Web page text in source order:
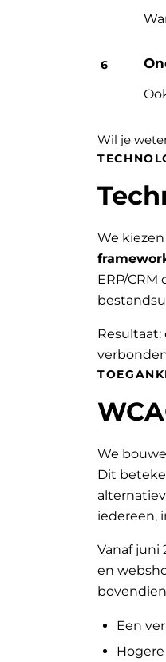
Wil je
We
ERP/
We
Dit
iedereen,
Vanaf
en
Een